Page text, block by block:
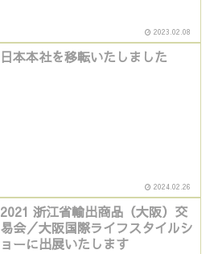
2023.02.08
日本本社を移転いたしました
2024.02.26
2021 浙江省輸出商品（大阪）交
易会／大阪国際ライフスタイルシ
ョーに出展いたします